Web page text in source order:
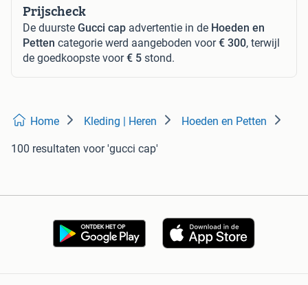
Prijscheck
De duurste Gucci cap advertentie in de Hoeden en
Petten categorie werd aangeboden voor€ 300, terwijl
de goedkoopste voor€ 5 stond.
Home Kleding | Heren Hoeden en Petten
100 resultaten voor 'gucci cap'